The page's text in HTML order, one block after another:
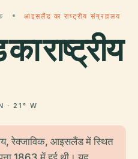
आइसलैंड का राष्ट्रीय संग्रहालय
राष्ट्रीय
· 21° W
रेक्जाविक, आइसलैंड में स्थित